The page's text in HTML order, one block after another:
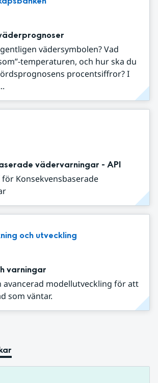
vädersymbolen? Vad
temperaturen, och hur ska du
procentsiffror? I
vädervarningar - API
för Konsekvensbaserade
och utveckling
varningar
avancerad modellutveckling för att
som väntar.